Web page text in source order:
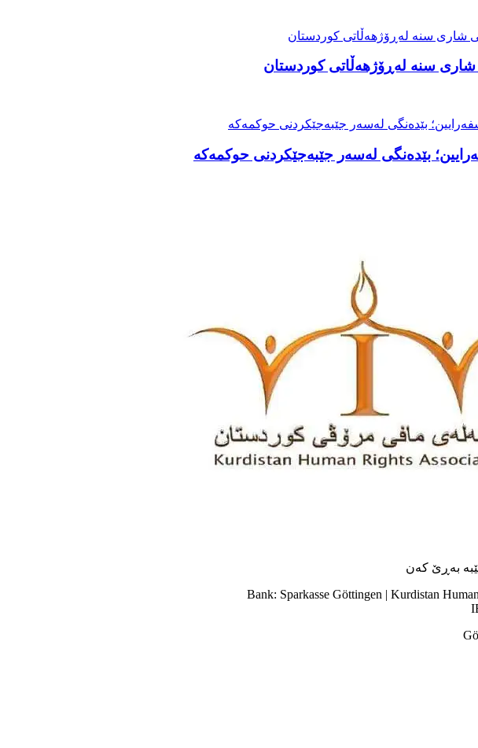
سنە لەڕۆژهەڵاتی کوردستان
بێدەنگی لەسەر جێبەجێکردنی حوکمەكە
بەڕێ کەن
Bank: Sparkasse Göttingen | Kurdistan